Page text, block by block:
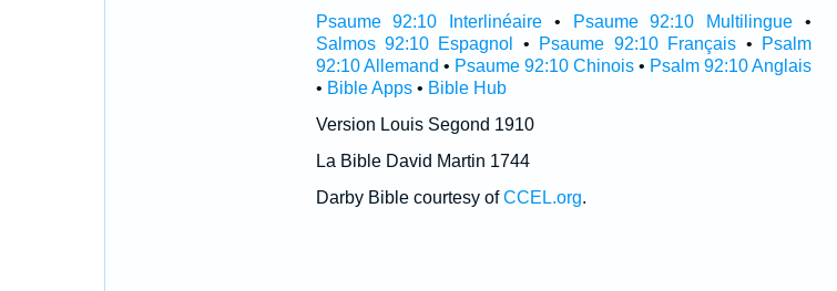
Psaume 92:10 Interlinéaire • Psaume 92:10 Multilingue •
Salmos 92:10 Espagnol
• Psaume 92:10 Français •
Psalm
92:10 Allemand • Psaume 92:10 Chinois• Psalm 92:10 Anglais
• Bible Apps• Bible Hub
Version Louis Segond 1910
La Bible David Martin 1744
Darby Bible courtesy ofCCEL.org.